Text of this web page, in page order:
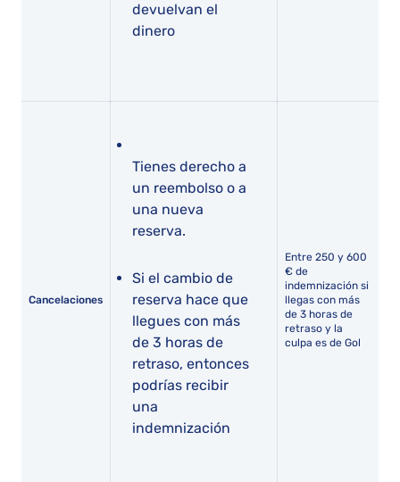
devuelvan el
dinero
Cancelaciones
Tienes derecho a
un reembolso o a
una nueva
reserva.
Si el cambio de
reserva hace que
llegues con más
de 3 horas de
retraso, entonces
podrías recibir
una
indemnización
Entre 250 y 600
€ de
indemnización si
llegas con más
de 3 horas de
retraso y la
culpa es de Gol